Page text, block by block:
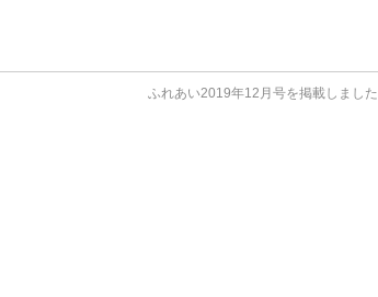
ふれあい2019年12月号を掲載しました